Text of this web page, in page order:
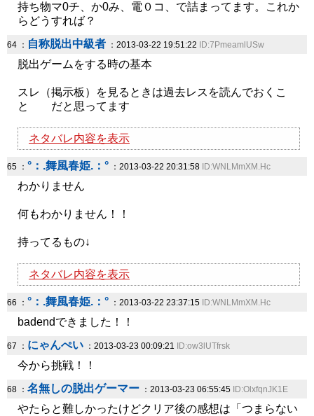
持ち物マ0チ、か0み、電０コ、で詰まってます。これか
らどうすれば？
64 ： 自称脱出中級者 ：2013-03-22 19:51:22 ID:7PmeamlUSw
脱出ゲームをする時の基本
スレ（掲示板）を見るときは過去レスを読んでおくこ
と だと思ってます
ネタバレ内容を表示
65 ： °：.舞風春姫.：° ：2013-03-22 20:31:58 ID:WNLMmXM.Hc
わかりません
何もわかりません！！
持ってるもの↓
ネタバレ内容を表示
66 ： °：.舞風春姫.：° ：2013-03-22 23:37:15 ID:WNLMmXM.Hc
badendできました！！
67 ： にゃんぺい ：2013-03-23 00:09:21 ID:ow3lUTfrsk
今から挑戦！！
68 ： 名無しの脱出ゲーマー ：2013-03-23 06:55:45 ID:OlxfqnJK1E
やたらと難しかったけどクリア後の感想は「つまらない